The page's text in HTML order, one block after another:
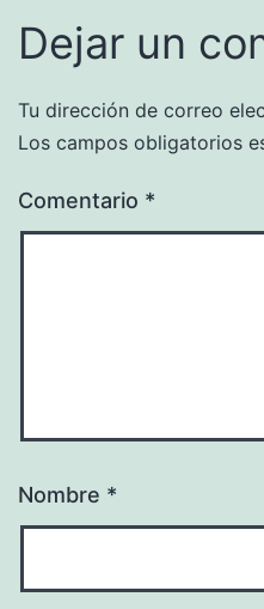
Dejar un
Tu dirección de correo
Los campos obligatorios
Comentario *
Nombre *